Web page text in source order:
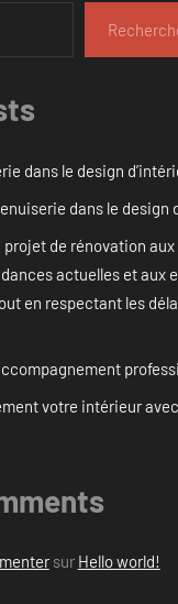
dans le design
dans le design
projet de rénovation
actuelles et aux
en respectant les
votre intérieur
sur Hello world!